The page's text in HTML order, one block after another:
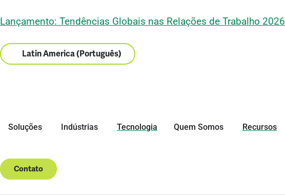
Lançamento: Tendências Globais nas Relações de Trabalho 2026
Latin America (Português)
Soluções Indústrias Tecnologia Quem Somos Recursos
Contato